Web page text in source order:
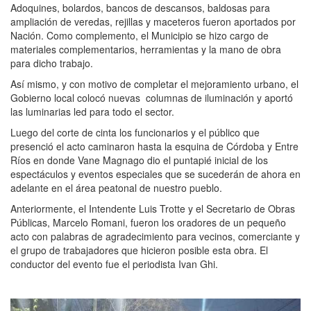
Adoquines, bolardos, bancos de descansos, baldosas para
ampliación de veredas, rejillas y maceteros fueron aportados por
Nación. Como complemento, el Municipio se hizo cargo de
materiales complementarios, herramientas y la mano de obra
para dicho trabajo.
Así mismo, y con motivo de completar el mejoramiento urbano, el
Gobierno local colocó nuevas columnas de iluminación y aportó
las luminarias led para todo el sector.
Luego del corte de cinta los funcionarios y el público que
presenció el acto caminaron hasta la esquina de Córdoba y Entre
Ríos en donde Vane Magnago dio el puntapié inicial de los
espectáculos y eventos especiales que se sucederán de ahora en
adelante en el área peatonal de nuestro pueblo.
Anteriormente, el Intendente Luis Trotte y el Secretario de Obras
Públicas, Marcelo Romani, fueron los oradores de un pequeño
acto con palabras de agradecimiento para vecinos, comerciante y
el grupo de trabajadores que hicieron posible esta obra. El
conductor del evento fue el periodista Ivan Ghi.